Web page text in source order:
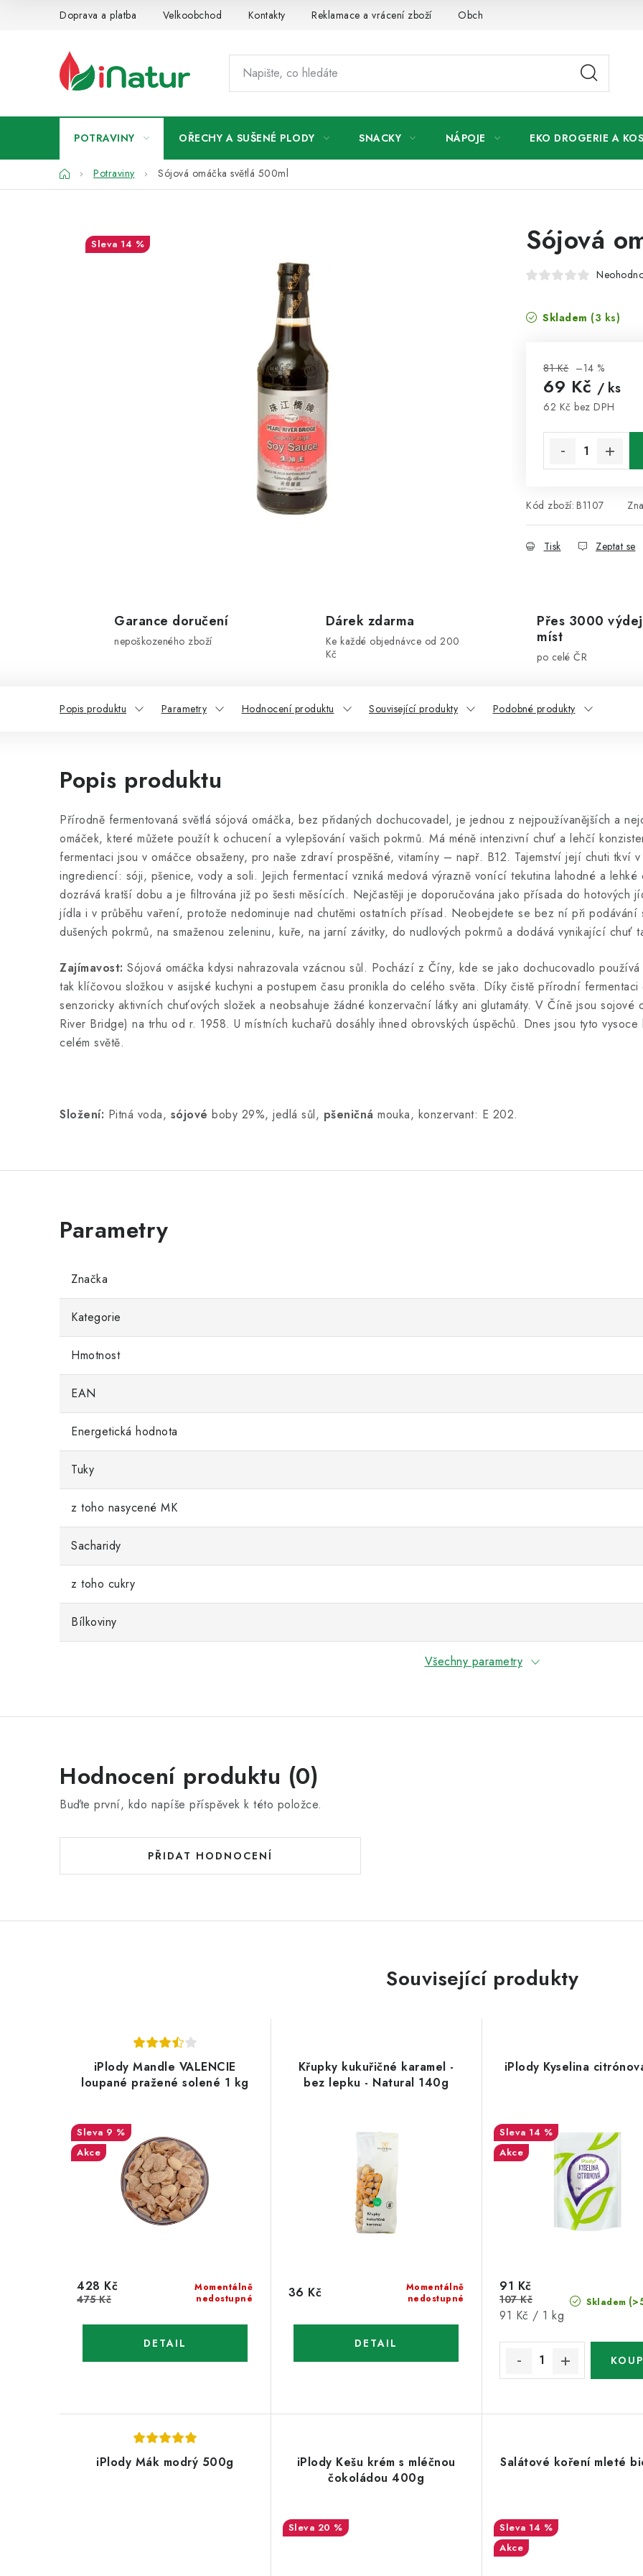
Doprava a platba Velkoobchod Kontakty Reklamace a vrácení zboží Obchodní podmínky
POTRAVINY OŘECHY A SUŠENÉ PLODY SNACKY NÁPOJE EKO DROGERIE A
DomůPotraviny Sójová omáčka světlá 500ml
Sójová
Skladem (3 ks)
81 Kč –14 %
69 Kč / ks
62 Kč bez DPH
Kód zboží: B1107
Tisk Zeptat se
14 %
Garance doručení
nepoškozeného zboží
Dárek zdarma
Ke každé objednávce od 200
Kč
Přes 3000
míst
po celé ČR
Popis produktu Parametry Hodnocení produktu Související produkty Podobné produkty
Popis produktu
Přírodně fermentovaná světlá sójová omáčka, bez přidaných dochucovadel, je jednou z nejpoužívanějších a
omáček, které můžete použít k ochucení a vylepšování vašich pokrmů. Má méně intenzivní chuť a lehčí
fermentaci jsou v omáčce obsaženy, pro naše zdraví prospěšné, vitamíny – např. B12. Tajemství její chuti tkví
ingrediencí: sóji, pšenice, vody a soli. Jejich fermentací vzniká medová výrazně vonící tekutina lahodné a lehké
dozrává kratší dobu a je filtrována již po šesti měsících. Nejčastěji je doporučována jako přísada do hotových
jídla i v průběhu vaření, protože nedominuje nad chutěmi ostatních přísad. Neobejdete se bez ní při podávání
dušených pokrmů, na smaženou zeleninu, kuře, na jarní závitky, do nudlových pokrmů a dodává vynikající chuť
Zajímavost: Sójová omáčka kdysi nahrazovala vzácnou sůl. Pochází z Číny, kde se jako dochucovadlo
tak klíčovou složkou v asijské kuchyni a postupem času pronikla do celého světa. Díky čistě přírodní
senzoricky aktivních chuťových složek a neobsahuje žádné konzervační látky ani glutamáty. V Číně jsou sojové
River Bridge) na trhu od r. 1958. U místních kuchařů dosáhly ihned obrovských úspěchů. Dnes jsou tyto vysoce
celém světě.
Složení: Pitná voda, sójové boby 29%, jedlá sůl, pšeničná mouka, konzervant: E 202.
Značka
Kategorie
Hmotnost
EAN
Energetická hodnota
Tuky
z toho nasycené MK
Sacharidy
z toho cukry
Bílkoviny
Všechny parametry
Hodnocení produktu (0)
Buďte první, kdo napíše příspěvek k této položce.
PŘIDAT HODNOCENÍ
Související produkty
iPlody Mandle VALENCIE
loupané pražené solené 1 kg
9 %
Akce
Momentálně
nedostupné
428 Kč
475 Kč
Křupky kukuřičné karamel -
bez lepku - Natural 140g
Momentálně
nedostupné
36 Kč
iPlody Kyselina
14 %
Akce
Skladem
91 Kč
107 Kč
Měrná
91 Kč / 1 kg
iPlody Mák modrý 500g
iPlody Kešu krém s mléčnou
čokoládou 400g
20 %
Salátové koření mleté
14 %
Akce